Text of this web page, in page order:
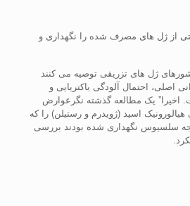
از ژل های مصرف شده را نگهداری و
ژل های تزریقی توصیه می کنند
اصلی، احتمال آلودگی باکتریایی و
یک مطالعه گذشته نگرعوارض
اسید (ژویدرم و رستیلن) را که
ماه در دمای 4 درجه سلسیوس نگهداری شده بودند بررسی